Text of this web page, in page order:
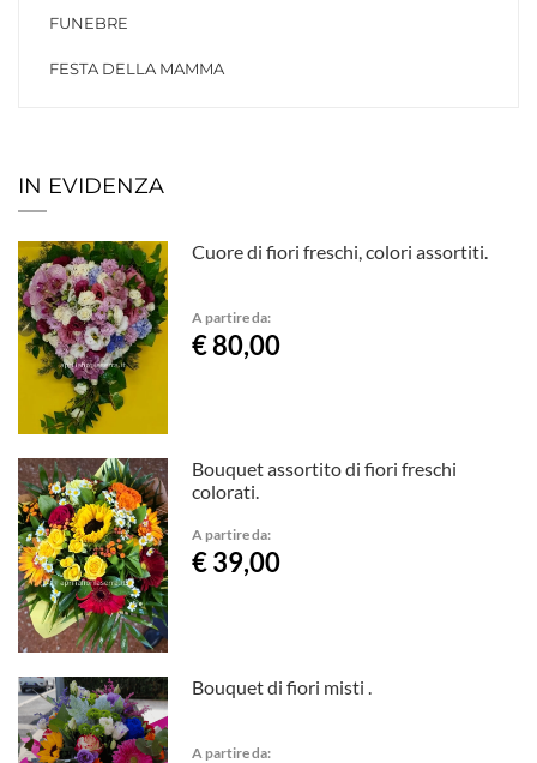
FUNEBRE
FESTA DELLA MAMMA
IN EVIDENZA
Cuore di fiori freschi, colori assortiti.
A partire da:
€ 80,00
Bouquet assortito di fiori freschi
colorati.
A partire da:
€ 39,00
Bouquet di fiori misti .
A partire da: